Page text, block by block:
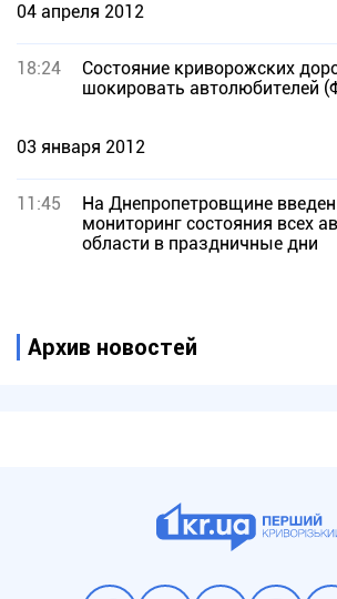
04 апреля 2012
18:24
Состояние криворожских
шокировать автолюбителей
03 января 2012
11:45
На Днепропетровщине
мониторинг состояния всех
области в праздничные дни
Архив новостей